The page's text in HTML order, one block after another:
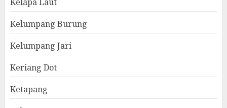
Kelumpang Burung
Kelumpang Jari
Keriang Dot
Ketapang